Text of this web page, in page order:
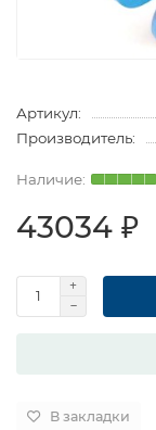
Артикул:
Производитель:
43034 ₽
В закладки